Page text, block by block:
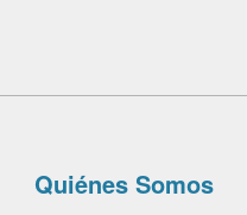
Quiénes Somos